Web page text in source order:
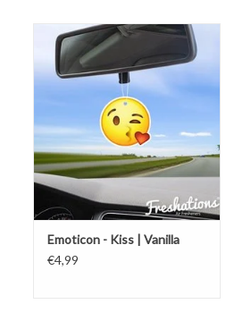
Freshations auto luchtverfrisser |
Emoticon - Kiss | Vanilla
TOEVOEGEN AAN WINKELWAGEN
Emoticon - Kiss | Vanilla
€4,99